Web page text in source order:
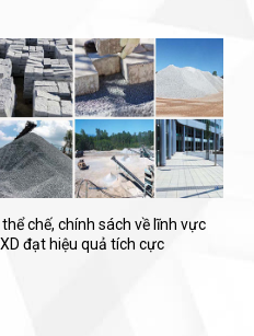
chế, chính sách về lĩnh vực
đạt hiệu quả tích cực